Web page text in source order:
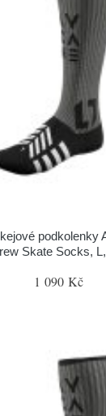
podkolenky
Skate Socks,
1 090 Kč